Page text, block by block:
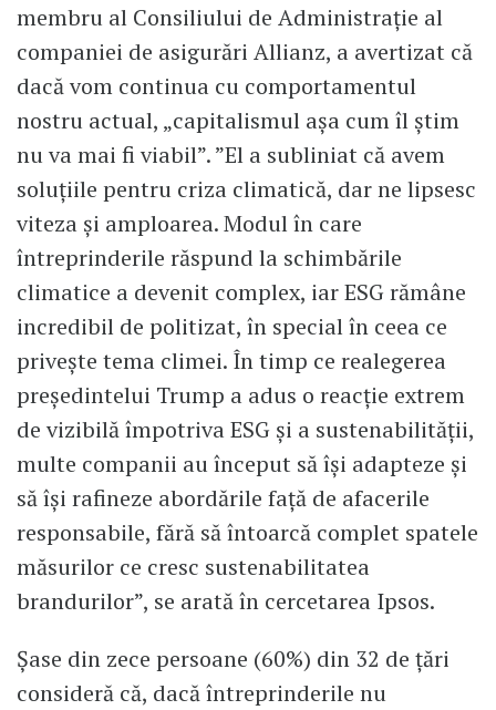
membru al Consiliului de Administrație al
companiei de asigurări Allianz, a avertizat că
dacă vom continua cu comportamentul
nostru actual, „capitalismul așa cum îl știm
nu va mai fi viabil”. ”El a subliniat că avem
soluțiile pentru criza climatică, dar ne lipsesc
viteza și amploarea. Modul în care
întreprinderile răspund la schimbările
climatice a devenit complex, iar ESG rămâne
incredibil de politizat, în special în ceea ce
privește tema climei. În timp ce realegerea
președintelui Trump a adus o reacție extrem
de vizibilă împotriva ESG și a sustenabilității,
multe companii au început să își adapteze și
să își rafineze abordările față de afacerile
responsabile, fără să întoarcă complet spatele
măsurilor ce cresc sustenabilitatea
brandurilor”, se arată în cercetarea Ipsos.
Șase din zece persoane (60%) din 32 de țări
consideră că, dacă întreprinderile nu